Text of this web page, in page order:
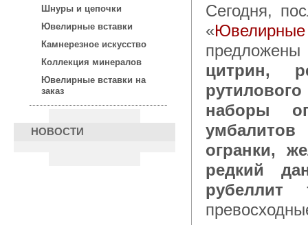
Шнуры и цепочки
Ювелирные вставки
Камнерезное искусство
Коллекция минералов
Ювелирные вставки на
заказ
НОВОСТИ
Сегодня, после 15:00 по московскому времени в каталоге
«
цитрин,
наборы
огранки,
редкий